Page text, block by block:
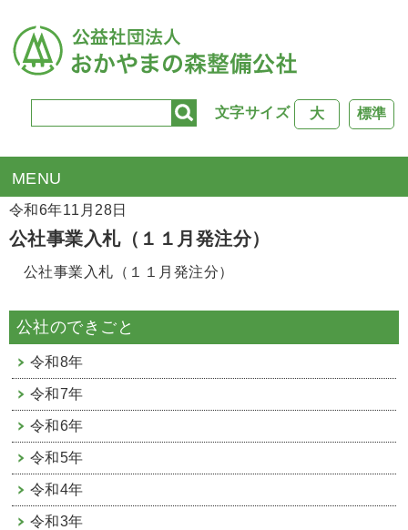
文字サイズ 標準
大
TOP>公社行事
令和6年11月28日
公社事業入札（１１月発注分）
公社事業入札（１１月発注分）
公社のできごと
令和8年
令和7年
令和6年
令和5年
令和4年
令和3年